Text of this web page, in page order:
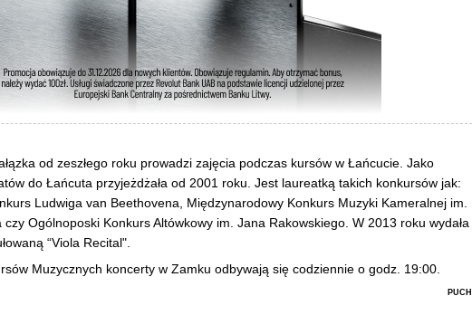
od zeszłego roku prowadzi zajęcia podczas kursów w Łańcucie. Jako
do Łańcuta przyjeżdżała od 2001 roku. Jest laureatką takich konkursów jak:
Ludwiga van Beethovena, Międzynarodowy Konkurs Muzyki Kameralnej im.
Ogólnoposki Konkurs Altówkowy im. Jana Rakowskiego. W 2013 roku wydała
“Viola Recital".
Muzycznych koncerty w Zamku odbywają się codziennie o godz. 19:00.
puch